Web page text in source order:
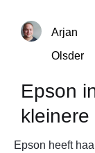
Arjan
Olsder
Epson
Epson heeft